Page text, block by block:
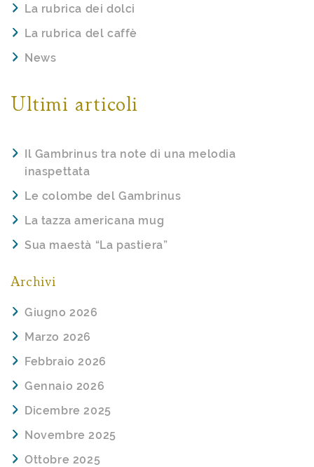
La rubrica dei dolci
La rubrica del caffè
News
Ultimi articoli
Il Gambrinus tra note di una melodia
inaspettata
Le colombe del Gambrinus
La tazza americana mug
Sua maestà “La pastiera”
Archivi
Giugno 2026
Marzo 2026
Febbraio 2026
Gennaio 2026
Dicembre 2025
Novembre 2025
Ottobre 2025